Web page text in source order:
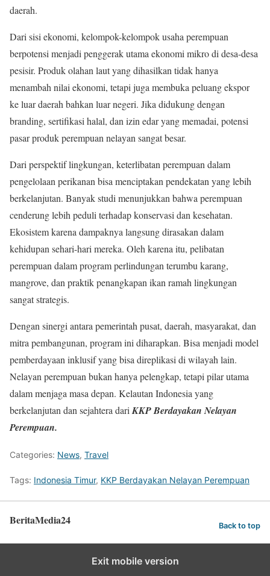
daerah.
Dari sisi ekonomi, kelompok-kelompok usaha perempuan
berpotensi menjadi penggerak utama ekonomi mikro di desa-desa
pesisir. Produk olahan laut yang dihasilkan tidak hanya
menambah nilai ekonomi, tetapi juga membuka peluang ekspor
ke luar daerah bahkan luar negeri. Jika didukung dengan
branding, sertifikasi halal, dan izin edar yang memadai, potensi
pasar produk perempuan nelayan sangat besar.
Dari perspektif lingkungan, keterlibatan perempuan dalam
pengelolaan perikanan bisa menciptakan pendekatan yang lebih
berkelanjutan. Banyak studi menunjukkan bahwa perempuan
cenderung lebih peduli terhadap konservasi dan kesehatan.
Ekosistem karena dampaknya langsung dirasakan dalam
kehidupan sehari-hari mereka. Oleh karena itu, pelibatan
perempuan dalam program perlindungan terumbu karang,
mangrove, dan praktik penangkapan ikan ramah lingkungan
sangat strategis.
Dengan sinergi antara pemerintah pusat, daerah, masyarakat, dan
mitra pembangunan, program ini diharapkan. Bisa menjadi model
pemberdayaan inklusif yang bisa direplikasi di wilayah lain.
Nelayan perempuan bukan hanya pelengkap, tetapi pilar utama
dalam menjaga masa depan. Kelautan Indonesia yang
berkelanjutan dan sejahtera dari KKP Berdayakan Nelayan
Perempuan.
Categories: News, Travel
Tags: Indonesia Timur, KKP Berdayakan Nelayan Perempuan
BeritaMedia24 Back to top
Exit mobile version